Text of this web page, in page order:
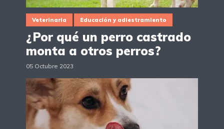
Veterinaria Educación y adiestramiento
¿Por qué un perro castrado
monta a otros perros?
05 Octubre 2023